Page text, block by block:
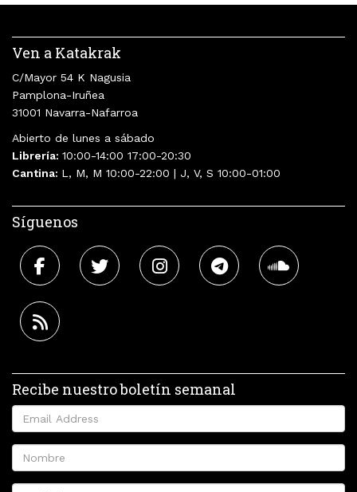
Ven a Katakrak
C/Mayor 54 K Nagusia
Pamplona-Iruñea
31001 Navarra-Nafarroa
Abierto de lunes a sábado
Librería: 10:00-14:00 17:00-20:30
Cantina: L, M, M 10:00-22:00 | J, V, S 10:00-01:00
Síguenos
Recibe nuestro boletín semanal